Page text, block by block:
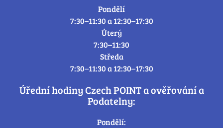
Pondělí
7:30–11:30 a 12:30–17:30
Úterý
7:30–11:30
Středa
7:30–11:30 a 12:30–17:30
Úřední hodiny Czech POINT a ověřování a
Podatelny:
Pondělí: